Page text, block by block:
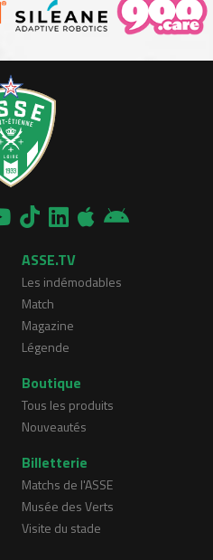
ASSE.TV
Les indémodables
Match
Magazine
Légende
Boutique
Tous les produits
Nouveautés
Billetterie
Matchs de l'ASSE
Musée des Verts
Visite du stade